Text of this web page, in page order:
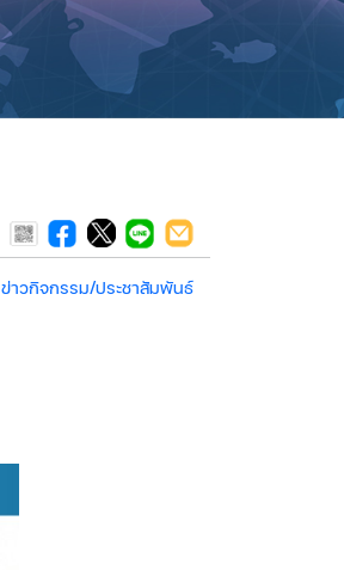
ข่าวกิจกรรม/ประชาสัมพันธ์